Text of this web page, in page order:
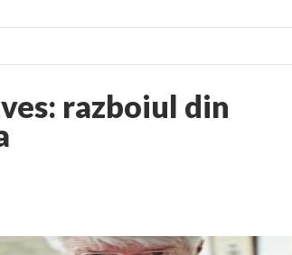
și urmarea lui Hristos. Calea spre
razboiul din